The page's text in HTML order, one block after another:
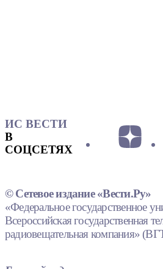
ИС ВЕСТИ
В
СОЦСЕТЯХ
© Сетевое издание «Вести.Ру»
«Федеральное государственное
Всероссийская государственная
радиовещательная компания»